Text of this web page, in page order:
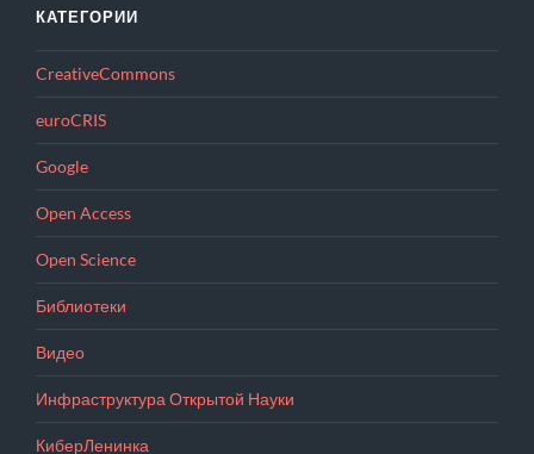
КАТЕГОРИИ
CreativeCommons
euroCRIS
Google
Open Access
Open Science
Библиотеки
Видео
Инфраструктура Открытой Науки
КиберЛенинка